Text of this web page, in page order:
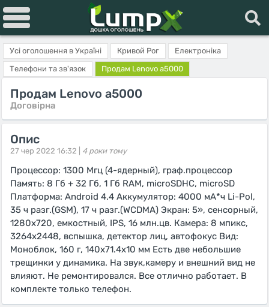
Усі оголошення в Україні Кривой Рог
Електроніка
Телефони та зв'язок
Продам Lenovo a5000
Продам Lenovo a5000
Договірна
Опис
27 чер 2022 16:32 | 4 роки тому
Процессор: 1300 Мгц (4-ядерный), граф.процессор
Память: 8 Гб + 32 Гб, 1 Гб RAM, microSDHC, microSD
Платформа: Android 4.4 Аккумулятор: 4000 мА*ч Li-Pol,
35 ч разг.(GSM), 17 ч разг.(WCDMA) Экран: 5», сенсорный,
1280x720, емкостный, IPS, 16 млн.цв. Камера: 8 мпикс,
3264x2448, вспышка, детектор лиц, автофокус Вид:
Моноблок, 160 г, 140x71.4x10 мм Есть две небольшие
трещинки у динамика. На звук,камеру и внешний вид не
влияют. Не ремонтировался. Все отлично работает. В
комплекте только телефон.